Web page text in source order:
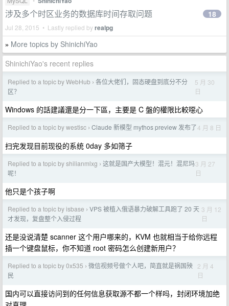
涉及多个时区业务的数据库时间存取问题
Jul 28, 2015 • Lastly replied byrealpg
18
» More topics by ShinichiYao
ShinichiYao's recent replies
Replied to a topic by WebHub › 各位大佬们，固态硬盘到底分不分
区？
5 月 30
日
Windows 的話建議還是分一下區，主要是 C 盤的權限比較噁心
Replied to a topic by westisc › Claude 新模型 mythos preview 发布了4 月 8 日
扫完发现目前现役的系统 0day 多如筛子
Replied to a topic by shilianmlxg › 这就是国产大模型！混元！混尼玛
呢！
3 月 27
日
他只是个孩子啊
Replied to a topic by isbase › VPS 被植入俄语暴力破解工具跑了 20 天
才发现，复盘整个入侵过程
3 月 12
日
还是没说清楚 scanner 这个用户哪来的，KVM 也就相当于给你远程
插一个键盘鼠标，你不知道 root 密码怎么创建新用户？
Replied to a topic by 0x535 › 微信视频号做个人吧，简直就是祸国殃
民
2 月 4
日
国内可以直接访问到的任何信息获取源不都一个样吗，封闭环境加绝